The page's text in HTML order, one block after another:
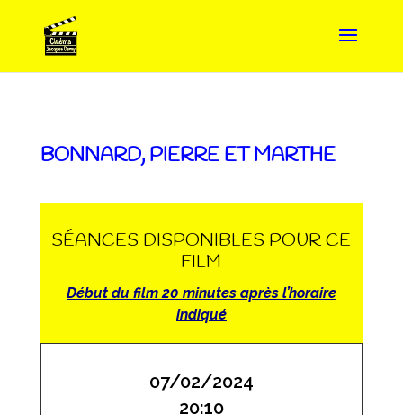
BONNARD, PIERRE ET MARTHE
SÉANCES DISPONIBLES POUR CE
FILM
Début du film 20 minutes après l’horaire
indiqué
07/02/2024
20:10